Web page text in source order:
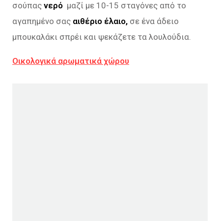
σούπας νερό μαζί με 10-15 σταγόνες από το
αγαπημένο σας αιθέριο έλαιο, σε ένα άδειο
μπουκαλάκι σπρέι και ψεκάζετε τα λουλούδια.
Οικολογικά αρωματικά χώρου